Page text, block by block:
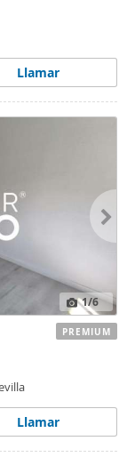
Llamar
1/6
Llamar
PREMIUM